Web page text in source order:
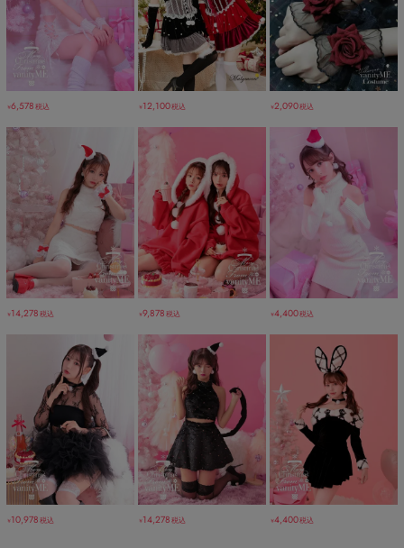
￥6,578税込 ￥12,100税込 ￥2,090税込
￥14,278税込 ￥9,878税込 ￥4,400税込
￥10,978税込 ￥14,278税込 ￥4,400税込